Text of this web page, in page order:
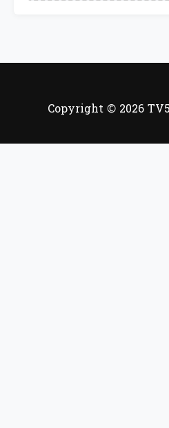
Copyright © 2026